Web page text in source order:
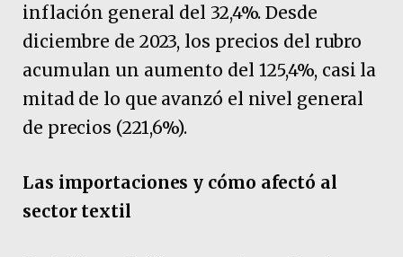
inflación general del 32,4%. Desde
diciembre de 2023, los precios del rubro
acumulan un aumento del 125,4%, casi la
mitad de lo que avanzó el nivel general
de precios (221,6%).
Las importaciones y cómo afectó al
sector textil